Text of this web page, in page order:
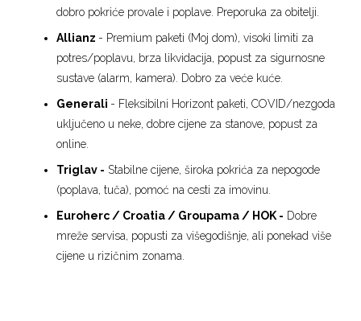
dobro pokriće provale i poplave. Preporuka za obitelji.
Allianz - Premium paketi (Moj dom), visoki limiti za
potres/poplavu, brza likvidacija, popust za sigurnosne
sustave (alarm, kamera). Dobro za veće kuće.
Generali - Fleksibilni Horizont paketi, COVID/nezgoda
uključeno u neke, dobre cijene za stanove, popust za
online.
Triglav - Stabilne cijene, široka pokrića za nepogode
(poplava, tuča), pomoć na cesti za imovinu.
Euroherc / Croatia / Groupama / HOK - Dobre
mreže servisa, popusti za višegodišnje, ali ponekad više
cijene u rizičnim zonama.